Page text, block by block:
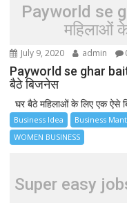
Payworld se
महिलाओं
July 9, 2020 admin
Payworld se ghar
बैठे बिजनेस
घर बैठे महिलाओं के लिए एक ऐसे
Business Idea Business
WOMEN BUSINESS
Super easy